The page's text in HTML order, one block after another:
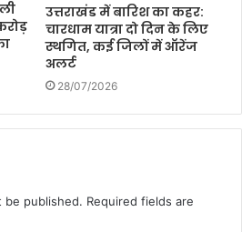
उत्तराखंड में बारिश का कहर:
चारधाम यात्रा दो दिन के लिए
स्थगित, कई जिलों में ऑरेंज
अलर्ट
28/07/2026
be published. Required fields are